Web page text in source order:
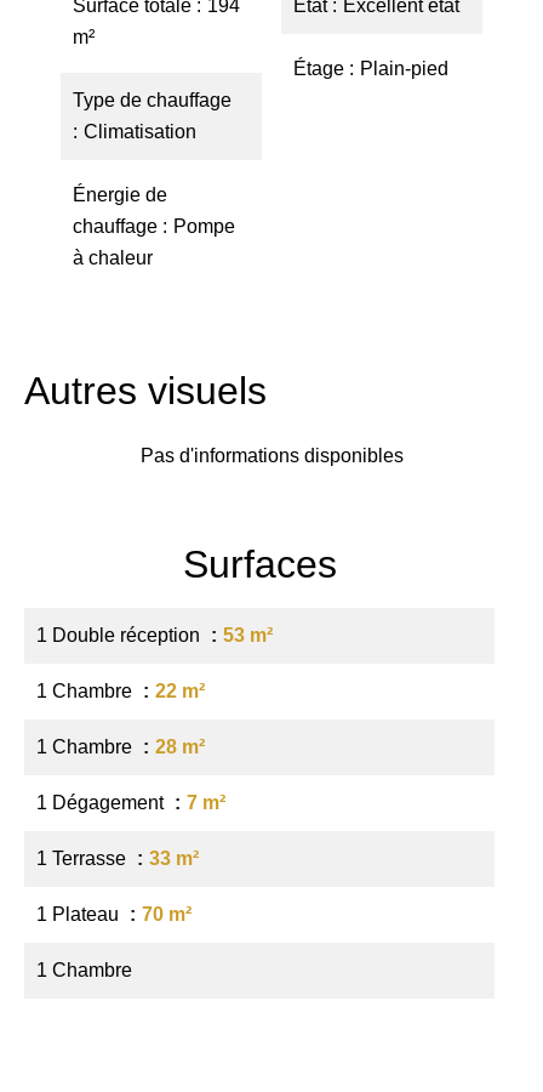
Surface totale
194
m²
Type de chauffage
Climatisation
Énergie de
chauffage
Pompe
à chaleur
État Excellent état
Étage Plain-pied
Autres visuels
Pas d'informations disponibles
Surfaces
1 Double réception 53 m²
1 Chambre 22 m²
1 Chambre 28 m²
1 Dégagement 7 m²
1 Terrasse 33 m²
1 Plateau 70 m²
1 Chambre